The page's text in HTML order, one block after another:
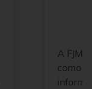
A
como